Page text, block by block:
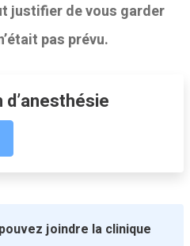
justifier de vous garder
pas prévu.
joindre la clinique